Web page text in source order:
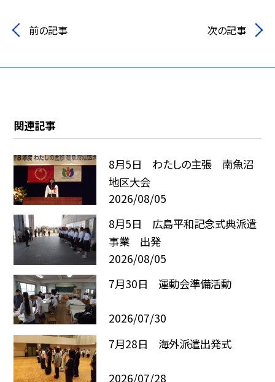
前の記事 次の記事
関連記事
8月5日 わたしの主張 南魚沼
地区大会
2026/08/05
8月5日 広島平和記念式典派遣
事業 出発
2026/08/05
7月30日 運動会準備活動
2026/07/30
7月28日 海外派遣出発式
2026/07/28